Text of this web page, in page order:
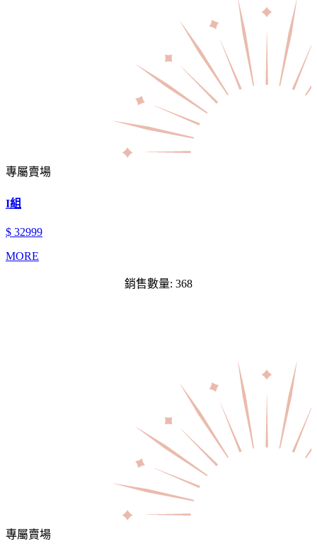
專屬賣場
I組
$ 32999
MORE
銷售數量: 368
專屬賣場